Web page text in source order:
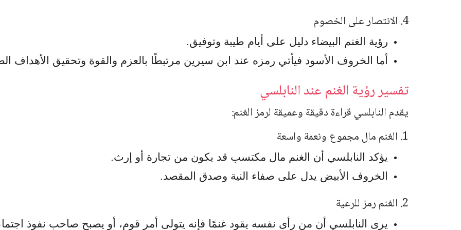
4. الانتصار على الخصوم
رؤية الغنم البيضاء دليل على أيام طيبة وتوفيق.
أما الخروف الأسود فيأتي رمزه عند ابن سيرين مرتبطًا بالعزم والقوة وتحقيق الأهداف
تفسير رؤية الغنم عند النابلسي
يقدم النابلسي قراءة دقيقة وعميقة لرمز الغنم:
1. الغنم مال مجموع ونعمة واسعة
يؤكد النابلسي أن الغنم مال مكتسب قد يكون من تجارة أو إرث.
الخروف الأبيض يدل على صفاء النية وصدق المقصد.
2. الغنم رمز للرعية
يرى النابلسي أن من رأى نفسه يقود غنمًا فإنه يتولى أمر قوم، أو يصبح صاحب نفوذ